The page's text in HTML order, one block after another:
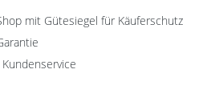
mit Gütesiegel für Käuferschutz